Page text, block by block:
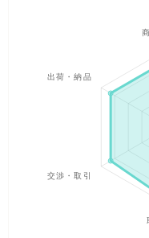
●検品には、最大限注意
がある場合や、ダメージ
る場合がございますが、
●他商品との同一梱包は
●出品後、即梱包いたし
●こちら側の不手際等ご
最後まで、誠実に対応さ